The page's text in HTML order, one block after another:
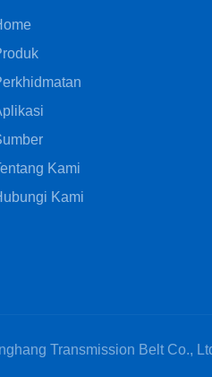
Kami
Kami
Transmission Belt Co.,